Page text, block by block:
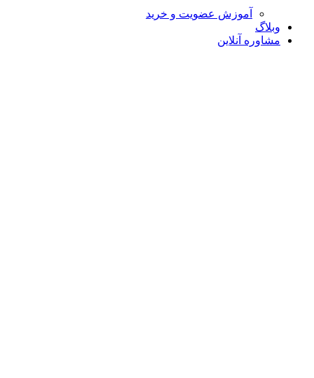
آموزش عضویت و خرید
وبلاگ
مشاوره آنلاین